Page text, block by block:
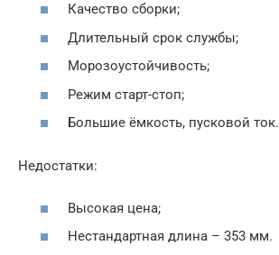
Качество сборки;
Длительный срок службы;
Морозоустойчивость;
Режим старт-стоп;
Большие ёмкость, пусковой ток.
Недостатки:
Высокая цена;
Нестандартная длина – 353 мм.